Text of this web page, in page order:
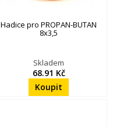
Hadice pro PROPAN-BUTAN
8x3,5
Skladem
68.91 Kč